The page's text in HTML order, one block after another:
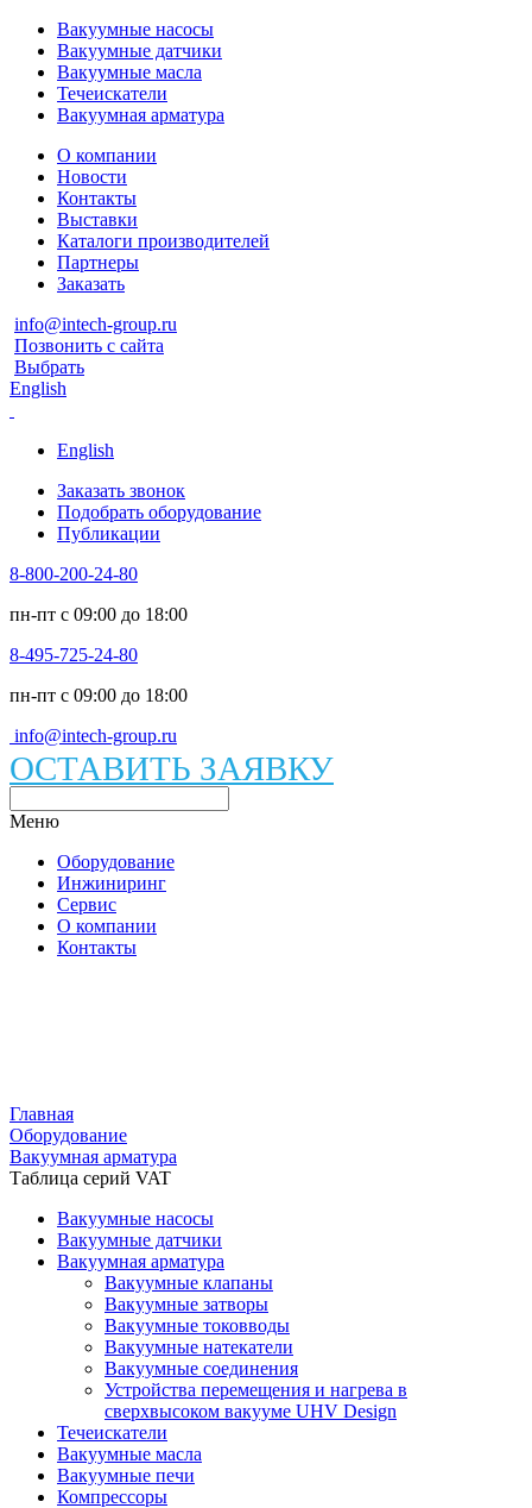
Вакуумные насосы
Вакуумные датчики
Вакуумные масла
Течеискатели
Вакуумная арматура
О компании
Новости
Контакты
Выставки
Каталоги производителей
Партнеры
Заказать
info@intech-group.ru
Позвонить с сайта
Выбрать
English
English
Заказать звонок
Подобрать оборудование
Публикации
8-800-200-24-80
пн-пт c 09:00 до 18:00
8-495-725-24-80
пн-пт c 09:00 до 18:00
info@intech-group.ru
ОСТАВИТЬ ЗАЯВКУ
Меню
Оборудование
Инжиниринг
Сервис
О компании
Контакты
Главная
Оборудование
Вакуумная арматура
Таблица серий VAT
Вакуумные насосы
Вакуумные датчики
Вакуумная арматура
Вакуумные клапаны
Вакуумные затворы
Вакуумные токовводы
Вакуумные натекатели
Вакуумные соединения
Устройства перемещения и нагрева в
сверхвысоком вакууме UHV Design
Течеискатели
Вакуумные масла
Вакуумные печи
Компрессоры